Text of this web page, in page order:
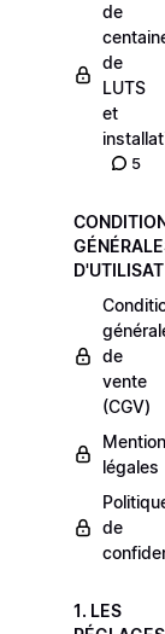
de
de
LUTS
et
5
de
vente
(CGV)
légales
de
1. LES